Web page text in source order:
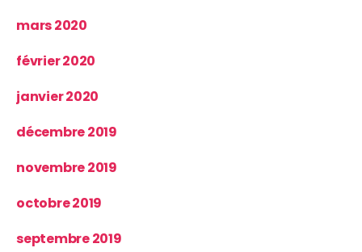
mars 2020
février 2020
janvier 2020
décembre 2019
novembre 2019
octobre 2019
septembre 2019